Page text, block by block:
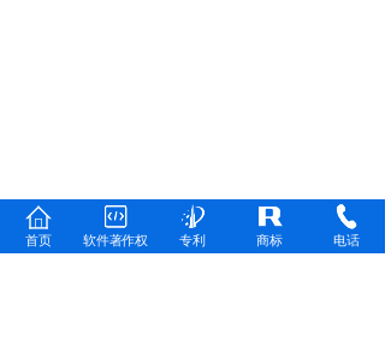
首页 软件著作权 专利 商标 电话